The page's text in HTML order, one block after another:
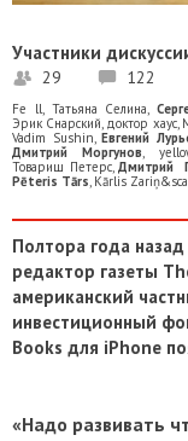
Участники
29 122
Fe ll Татьяна Селина ,
Эрик Снарский доктор хаус,
Vadim Sushin ,Евгений
Дмитрий Моргунов
Товарищ Петерс, Дмитрий
Pēteris Tārs Kārlis
Полтора года
редактор газеты
американский
инвестиционный
Books для iPhone
«Надо развивать